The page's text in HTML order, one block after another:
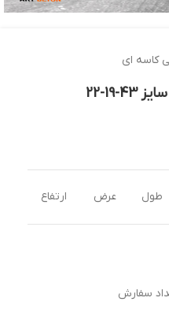
کاسه ای
19-22
طول عرض ارتفاع